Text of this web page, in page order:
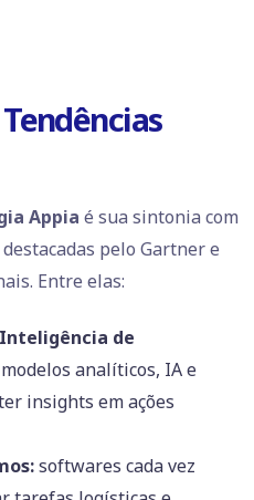
Appia é sua sintonia com
pelo Gartner e
Entre elas:
de
analíticos, IA e
insights em ações
softwares cada vez